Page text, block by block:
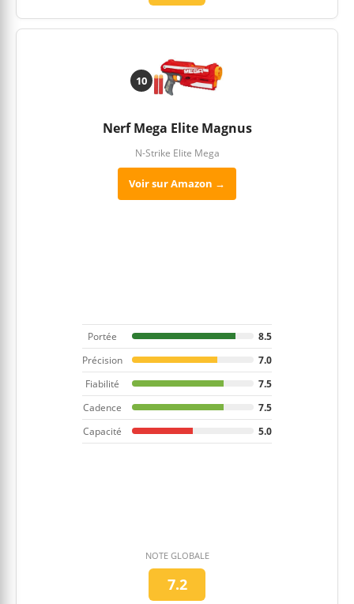
10
Nerf Mega Elite Magnus
N-Strike Elite Mega
Voir sur Amazon →
Portée
8.5
Précision
7.0
Fiabilité
7.5
Cadence
7.5
Capacité
5.0
NOTE GLOBALE
7.2